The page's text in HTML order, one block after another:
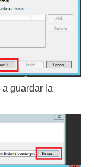
guardar la